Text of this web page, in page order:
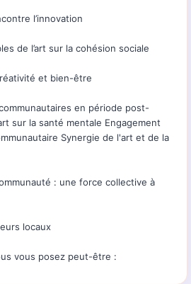
l’innovation
de l’art sur la cohésion sociale
et bien-être
en période post-
sur la santé mentale Engagement
Synergie de l'art et de la
: une force collective à
locaux
vous posez peut-être :